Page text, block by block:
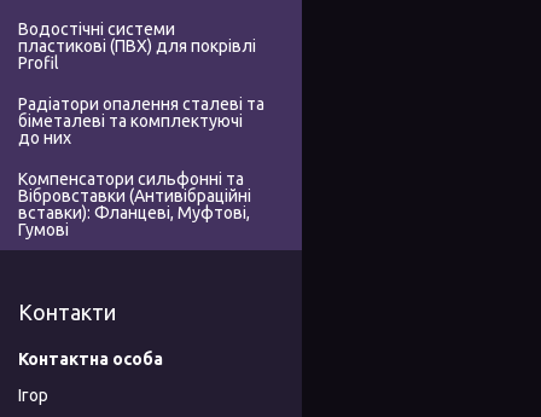
Водостічні системи
пластикові (ПВХ) для покрівлі
Profil
Радіатори опалення сталеві та
біметалеві та комплектуючі
до них
Компенсатори сильфонні та
Вібровставки (Антивібраційні
вставки): Фланцеві, Муфтові,
Гумові
Контакти
Ігор